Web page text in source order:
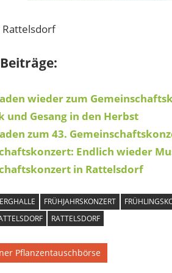
wieder zum
und Gesang in den Herbst
zum 43.
Endlich wieder
in Rattelsdorf
FRÜHJAHRSKONZERT
RATTELSDORF
Pflanzentauschbörse